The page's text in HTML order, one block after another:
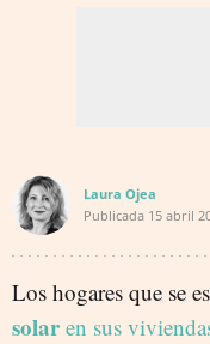
Laura Ojea
Publicada 15 abril
Los hogares que se
solaren sus